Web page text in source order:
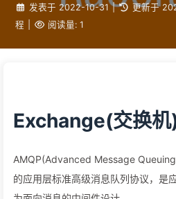
发表于 2022-10-31 | 更新于
程
阅读量: 1
Exchange(交换机
AMQP(Advanced Message
的应用层标准高级消息队列协议，是